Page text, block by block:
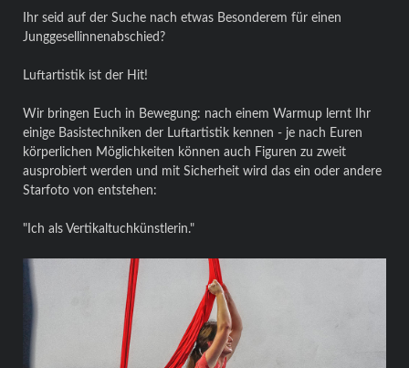
Ihr seid auf der Suche nach etwas Besonderem für einen
Junggesellinnenabschied?
Luftartistik ist der Hit!
Wir bringen Euch in Bewegung: nach einem Warmup lernt Ihr
einige Basistechniken der Luftartistik kennen - je nach Euren
körperlichen Möglichkeiten können auch Figuren zu zweit
ausprobiert werden und mit Sicherheit wird das ein oder andere
Starfoto von entstehen:
"Ich als Vertikaltuchkünstlerin."